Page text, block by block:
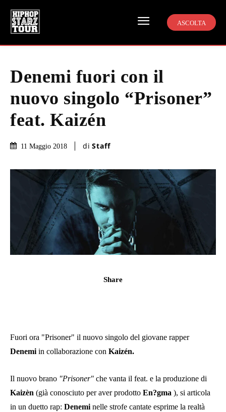
ASCOLTA
Denemi fuori con il
nuovo singolo “Prisoner”
feat. Kaizén
11 Maggio 2018 di Staff
Share
Fuori ora "Prisoner" il nuovo singolo del giovane rapper
Denemiin collaborazione con Kaizén.
Il nuovo brano "Prisoner" che vanta il feat. e la produzione di
Kaizèn (già conosciuto per aver prodotto En?gma ), si articola
in un duetto rap: Deneminelle strofe cantate esprime la realtà